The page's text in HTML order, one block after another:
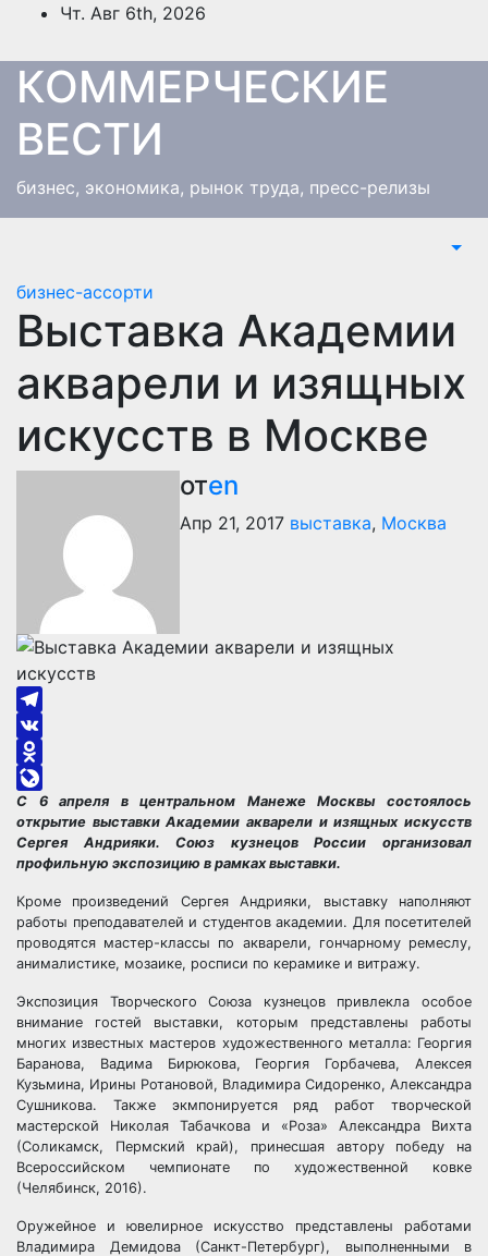
Перейти
содержимому
Чт. Авг 6th, 2026
КОММЕРЧЕСКИЕ
ВЕСТИ
бизнес, экономика, рынок труда, пресс-релизы
бизнес-ассорти
Выставка Академии
акварели и изящных
искусств в Москве
отen
Апр 21, 2017 выставка, Москва
Telegram
VK
Odnoklassniki
LiveJournal
C 6 апреля в центральном Манеже Москвы состоялось
открытие выставки Академии акварели и изящных искусств
Сергея Андрияки. Союз кузнецов России организовал
профильную экспозицию в рамках выставки.
Кроме произведений Сергея Андрияки, выставку наполняют
работы преподавателей и студентов академии. Для посетителей
проводятся мастер-классы по акварели, гончарному ремеслу,
анималистике, мозаике, росписи по керамике и витражу.
Экспозиция Творческого Союза кузнецов привлекла особое
внимание гостей выставки, которым представлены работы
многих известных мастеров художественного металла: Георгия
Баранова, Вадима Бирюкова, Георгия Горбачева, Алексея
Кузьмина, Ирины Ротановой, Владимира Сидоренко, Александра
Сушникова. Также экмпонируется ряд работ творческой
мастерской Николая Табачкова и «Роза» Александра Вихта
(Соликамск, Пермский край), принесшая автору победу на
Всероссийском чемпионате по художественной ковке
(Челябинск, 2016).
Оружейное и ювелирное искусство представлены работами
Владимира Демидова (Санкт-Петербург), выполненными в